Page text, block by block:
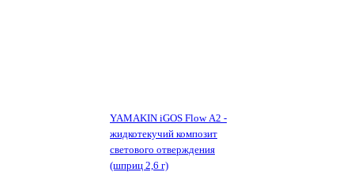
YAMAKIN iGOS Flow A2 -
жидкотекучий композит
светового отверждения
(шприц 2,6 г)